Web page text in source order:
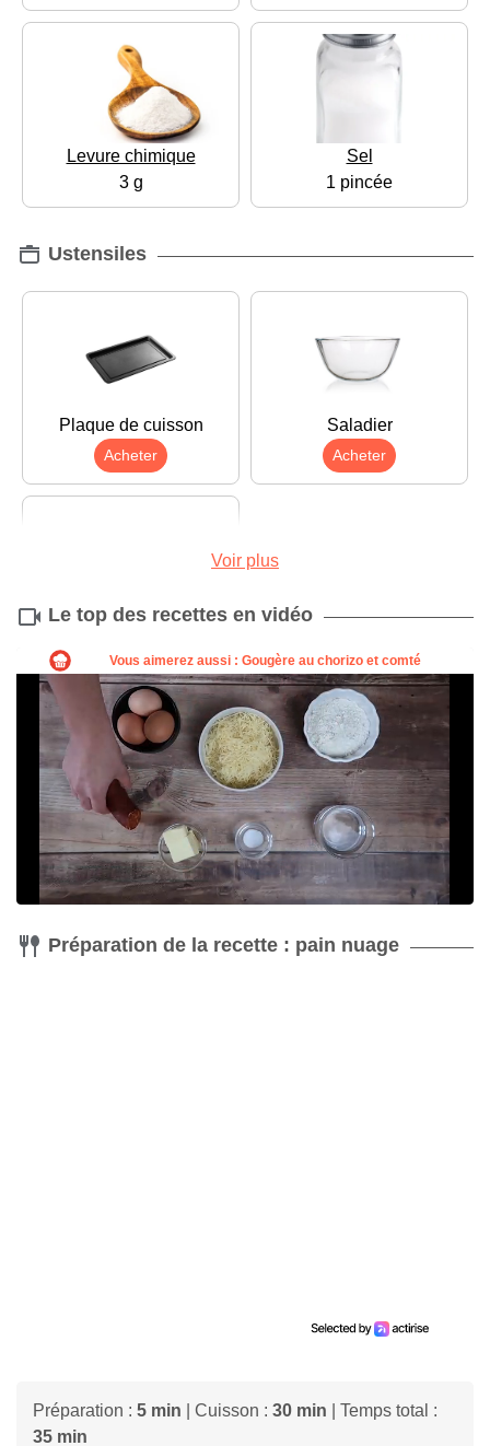
Levure chimique
3 g
Sel
1 pincée
Ustensiles
Plaque de cuisson
Acheter
Saladier
Acheter
Fouet électrique
Acheter
Voir plus
Le top des recettes en vidéo
Préparation de la recette : pain nuage
Préparation : 5 min | Cuisson : 30 min | Temps total :
35 min